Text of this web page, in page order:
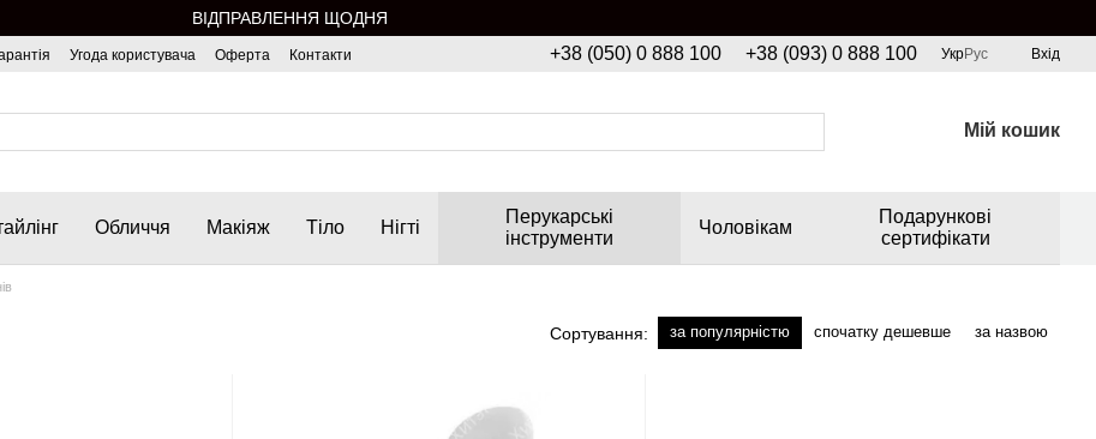
ВІДПРАВЛЕННЯ ЩОДНЯ
Угода користувача Оферта Контакти +38 (050) 0 888 100 +38 (093) 0 888 100 УкрРус Вхід
Мій кошик
Обличчя Макіяж Тіло Нігті
Перукарські
інструменти
Чоловікам
Подарункові
сертифікати
Сортування: за популярністю спочатку дешевше за назвою